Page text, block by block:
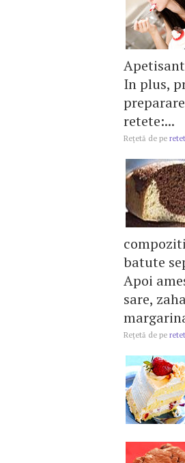
In plus,
retete:...
Reţetă de pe
batute
Apoi
sare,
Reţetă de pe